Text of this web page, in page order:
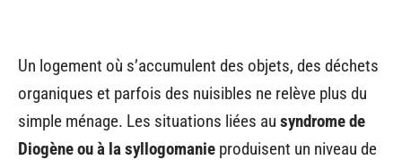
Un logement où s’accumulent des objets, des déchets
organiques et parfois des nuisibles ne relève plus du
simple ménage. Les situations liées au syndrome de
Diogène ou à la syllogomanie produisent un niveau de